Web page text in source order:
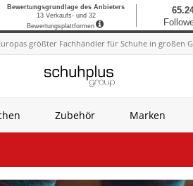
größter Fachhändler für Schuhe in großen
Zubehör Marken